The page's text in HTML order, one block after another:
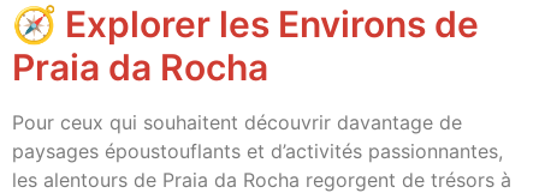
🧭 Explorer les Environs de
Praia da Rocha
Pour ceux qui souhaitent découvrir davantage de
paysages époustouflants et d’activités passionnantes,
les alentours de Praia da Rocha regorgent de trésors à